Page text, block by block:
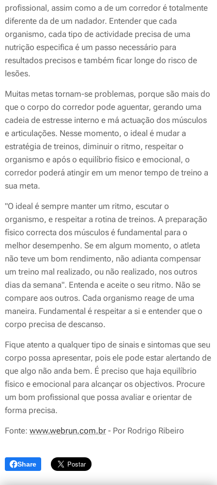
profissional, assim como a de um corredor é totalmente
diferente da de um nadador. Entender que cada
organismo, cada tipo de actividade precisa de uma
nutrição especifica é um passo necessário para
resultados precisos e também ficar longe do risco de
lesões.
Muitas metas tornam-se problemas, porque são mais do
que o corpo do corredor pode aguentar, gerando uma
cadeia de estresse interno e má actuação dos músculos
e articulações. Nesse momento, o ideal é mudar a
estratégia de treinos, diminuir o ritmo, respeitar o
organismo e após o equilíbrio físico e emocional, o
corredor poderá atingir em um menor tempo de treino a
sua meta.
"O ideal é sempre manter um ritmo, escutar o
organismo, e respeitar a rotina de treinos. A preparação
físico correcta dos músculos é fundamental para o
melhor desempenho. Se em algum momento, o atleta
não teve um bom rendimento, não adianta compensar
um treino mal realizado, ou não realizado, nos outros
dias da semana". Entenda e aceite o seu ritmo. Não se
compare aos outros. Cada organismo reage de uma
maneira. Fundamental é respeitar a si e entender que o
corpo precisa de descanso.
Fique atento a qualquer tipo de sinais e sintomas que seu
corpo possa apresentar, pois ele pode estar alertando de
que algo não anda bem. É preciso que haja equilíbrio
físico e emocional para alcançar os objectivos. Procure
um bom profissional que possa avaliar e orientar de
forma precisa.
Fonte: www.webrun.com.br - Por Rodrigo Ribeiro
Share